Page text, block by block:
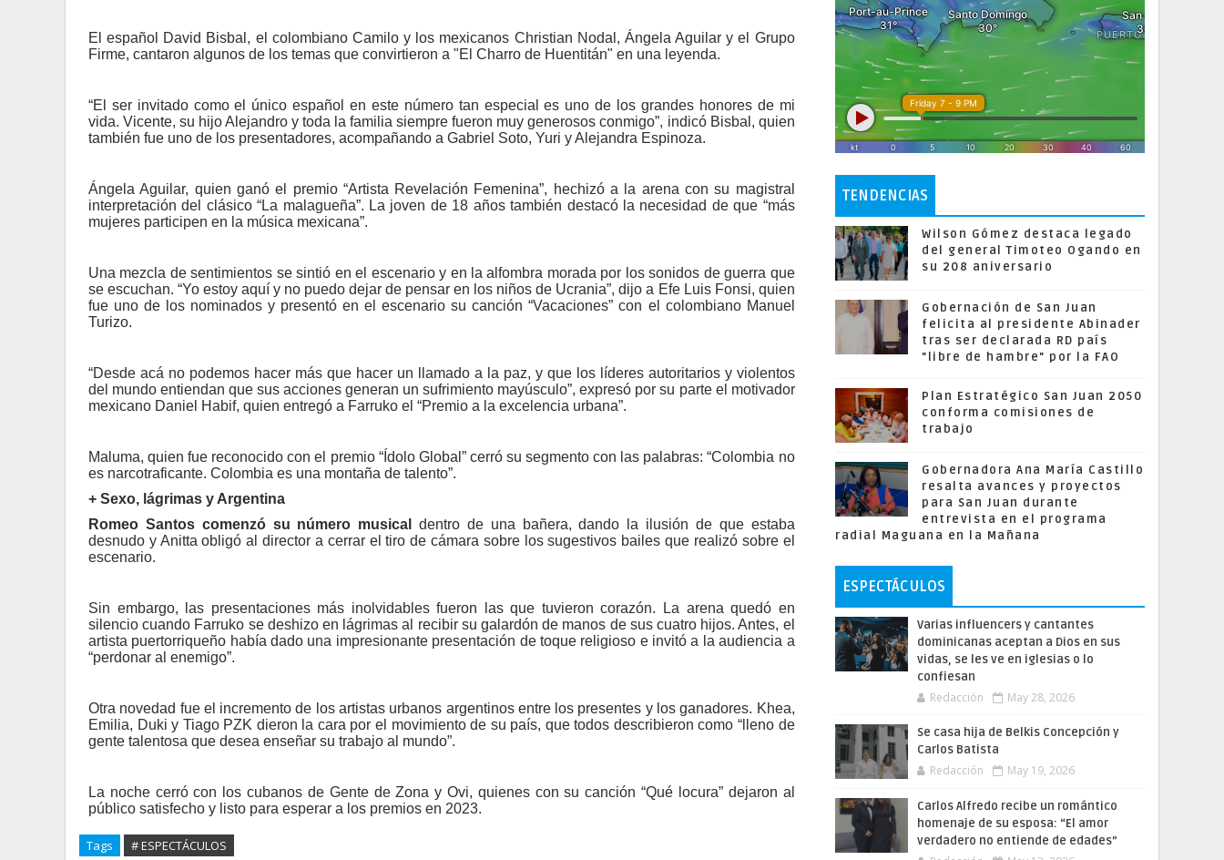
El español David Bisbal, el colombiano Camilo y los mexicanos Christian Nodal, Ángela Aguilar y el Grupo
Firme, cantaron algunos de los temas que convirtieron a "El Charro de Huentitán" en una leyenda.
“El ser invitado como el único español en este número tan especial es uno de los grandes honores de mi
vida. Vicente, su hijo Alejandro y toda la familia siempre fueron muy generosos conmigo”, indicó Bisbal, quien
también fue uno de los presentadores, acompañando a Gabriel Soto, Yuri y Alejandra Espinoza.
Ángela Aguilar, quien ganó el premio “Artista Revelación Femenina”, hechizó a la arena con su magistral
interpretación del clásico “La malagueña”. La joven de 18 años también destacó la necesidad de que “más
mujeres participen en la música mexicana”.
Una mezcla de sentimientos se sintió en el escenario y en la alfombra morada por los sonidos de guerra que
se escuchan. “Yo estoy aquí y no puedo dejar de pensar en los niños de Ucrania”, dijo a Efe Luis Fonsi, quien
fue uno de los nominados y presentó en el escenario su canción “Vacaciones” con el colombiano Manuel
Turizo.
“Desde acá no podemos hacer más que hacer un llamado a la paz, y que los líderes autoritarios y violentos
del mundo entiendan que sus acciones generan un sufrimiento mayúsculo”, expresó por su parte el motivador
mexicano Daniel Habif, quien entregó a Farruko el “Premio a la excelencia urbana”.
Maluma, quien fue reconocido con el premio “Ídolo Global” cerró su segmento con las palabras: “Colombia no
es narcotraficante. Colombia es una montaña de talento”.
+ Sexo, lágrimas y Argentina
Romeo Santos comenzó su número musical
dentro de una bañera, dando la ilusión de que estaba
desnudo y Anitta obligó al director a cerrar el tiro de cámara sobre los sugestivos bailes que realizó sobre el
escenario.
Sin embargo, las presentaciones más inolvidables fueron las que tuvieron corazón. La arena quedó en
silencio cuando Farruko se deshizo en lágrimas al recibir su galardón de manos de sus cuatro hijos. Antes, el
artista puertorriqueño había dado una impresionante presentación de toque religioso e invitó a la audiencia a
“perdonar al enemigo”.
Otra novedad fue el incremento de los artistas urbanos argentinos entre los presentes y los ganadores. Khea,
Emilia, Duki y Tiago PZK dieron la cara por el movimiento de su país, que todos describieron como “lleno de
gente talentosa que desea enseñar su trabajo al mundo”.
La noche cerró con los cubanos de Gente de Zona y Ovi, quienes con su canción “Qué locura” dejaron al
público satisfecho y listo para esperar a los premios en 2023.
Tags # ESPECTÁCULOS
TENDENCIAS
Wilson Gómez destaca legado
del general Timoteo Ogando en
su 208 aniversario
Gobernación de San Juan
felicita al presidente Abinader
tras ser declarada RD país
"libre de hambre" por la FAO
Plan Estratégico San Juan 2050
conforma comisiones de
trabajo
Gobernadora Ana María Castillo
resalta avances y proyectos
para San Juan durante
entrevista en el programa
radial Maguana en la Mañana
ESPECTÁCULOS
Varias influencers y cantantes
dominicanas aceptan a Dios en sus
vidas, se les ve en iglesias o lo
confiesan
Redacción May 28, 2026
Se casa hija de Belkis Concepción y
Carlos Batista
Redacción May 19, 2026
Carlos Alfredo recibe un romántico
homenaje de su esposa: “El amor
verdadero no entiende de edades”